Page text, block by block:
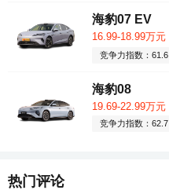
海豹07 EV
16.99-18.99万元
竞争力指数：61.6
海豹08
19.69-22.99万元
竞争力指数：62.7
热门评论